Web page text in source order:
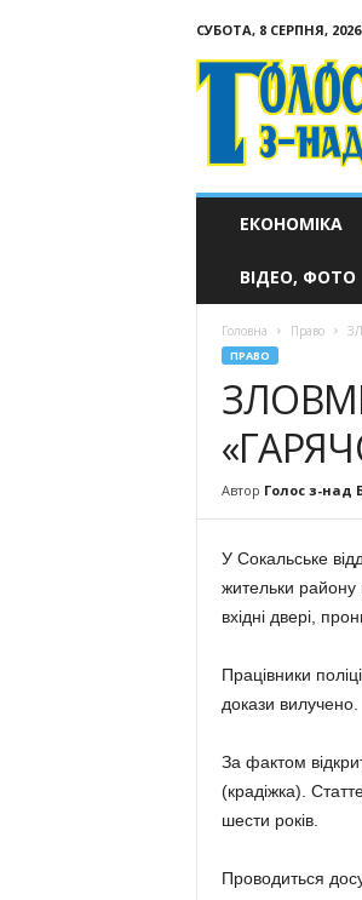
СУБОТА, 8 СЕРПНЯ, 2026
Голос
з-
ЕКОНОМІКА
ВІДЕО, ФОТО
Головна Право
ПРАВО
Автор Голос з-над
У Сокальське
жительки
вхідні двері,
Працівники
докази вилучено.
За фактом
(крадіжка).
шести років.
Проводиться